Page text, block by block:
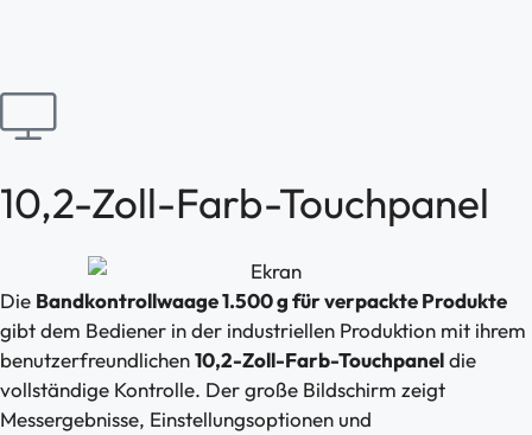
10,2-Zoll-Farb-Touchpanel
Die Bandkontrollwaage 1.500 g für verpackte Produkte
gibt dem Bediener in der industriellen Produktion mit ihrem
benutzerfreundlichen10,2-Zoll-Farb-Touchpaneldie
vollständige Kontrolle. Der große Bildschirm zeigt
Messergebnisse, Einstellungsoptionen und